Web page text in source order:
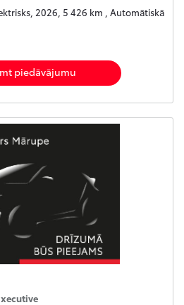
2026, 5 426 km , Automātiskā
piedāvājumu